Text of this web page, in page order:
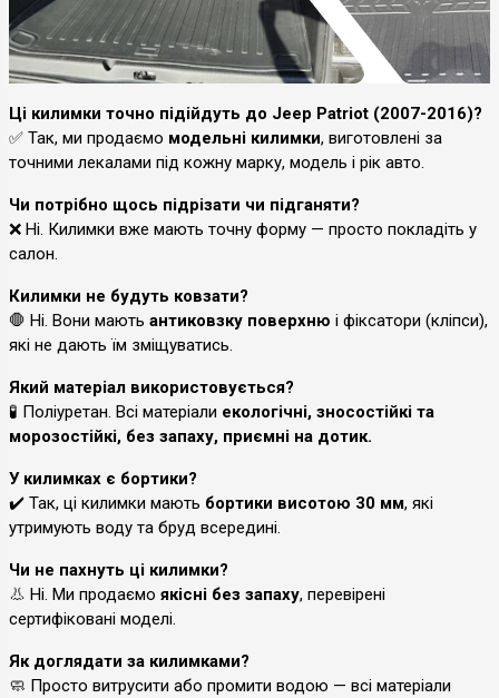
Ці килимки точно підійдуть до Jeep Patriot (2007-2016)?
✅ Так, ми продаємо модельні килимки, виготовлені за
точними лекалами під кожну марку, модель і рік авто.
Чи потрібно щось підрізати чи підганяти?
❌ Ні. Килимки вже мають точну форму — просто покладіть у
салон.
Килимки не будуть ковзати?
🛑 Ні. Вони мають антиковзку поверхню і фіксатори (кліпси),
які не дають їм зміщуватись.
Який матеріал використовується?
🧪 Поліуретан. Всі матеріали екологічні, зносостійкі та
морозостійкі, без запаху, приємні на дотик.
У килимках є бортики?
✔️ Так, ці килимки мають бортики висотою 30 мм, які
утримують воду та бруд всередині.
Чи не пахнуть ці килимки?
👃 Ні. Ми продаємо якісні без запаху, перевірені
сертифіковані моделі.
Як доглядати за килимками?
🧼 Просто витрусити або промити водою — всі матеріали